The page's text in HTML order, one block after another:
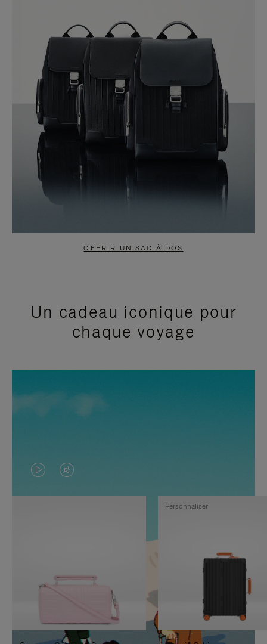
OFFRIR UN SAC À DOS
Un cadeau iconique pour
chaque voyage
LA
VIDÉO
PAUSE,
APPUYEZ
SUR
LE
SON
DÉSACTIVÉ.
VEUILLEZ
Personnaliser